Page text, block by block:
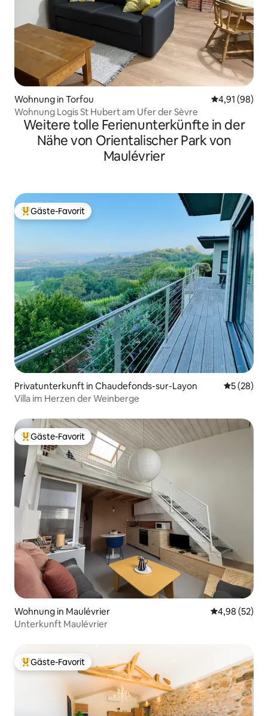
Wohnung in Torfou
4,91 (98)
Wohnung Logis St Hubert am Ufer der Sèvre
Weitere tolle Ferienunterkünfte in der
Nähe von Orientalischer Park von
Maulévrier
Beliebter Gäste-Favorit.
Gäste-Favorit
Privatunterkunft in Chaudefonds-sur-Layon
5 (28)
Villa im Herzen der Weinberge
Beliebter Gäste-Favorit.
Gäste-Favorit
Wohnung in Maulévrier
4,98 (52)
Unterkunft Maulévrier
Beliebter Gäste-Favorit.
Gäste-Favorit